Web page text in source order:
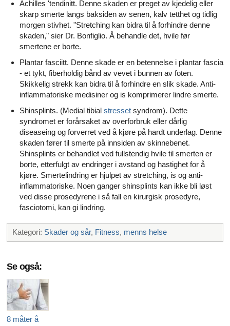
Achilles 'tendinitt. Denne skaden er preget av kjedelig eller
skarp smerte langs baksiden av senen, kalv tetthet og tidlig
morgen stivhet. "Stretching kan bidra til å forhindre denne
skaden," sier Dr. Bonfiglio. Å behandle det, hvile før
smertene er borte.
Plantar fasciitt. Denne skade er en betennelse i plantar fascia
- et tykt, fiberholdig bånd av vevet i bunnen av foten.
Skikkelig strekk kan bidra til å forhindre en slik skade. Anti-
inflammatoriske medisiner og is komprimerer lindre smerte.
Shinsplints. (Medial tibial stresset syndrom). Dette
syndromet er forårsaket av overforbruk eller dårlig
diseaseing og forverret ved å kjøre på hardt underlag. Denne
skaden fører til smerte på innsiden av skinnebenet.
Shinsplints er behandlet ved fullstendig hvile til smerten er
borte, etterfulgt av endringer i avstand og hastighet for å
kjøre. Smertelindring er hjulpet av stretching, is og anti-
inflammatoriske. Noen ganger shinsplints kan ikke bli løst
ved disse prosedyrene i så fall en kirurgisk prosedyre,
fasciotomi, kan gi lindring.
Kategori: Skader og sår, Fitness, menns helse
Se også:
8 måter å